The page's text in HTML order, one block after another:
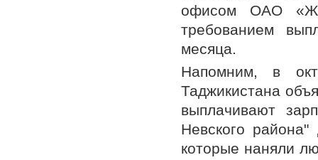
офисом ОАО
требованием
месяца.
Напомним, в
Таджикистана
выплачивают
Невского
которые наняли